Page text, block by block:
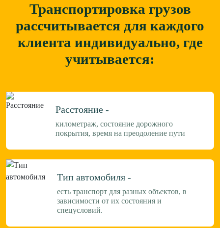
Транспортировка грузов
рассчитывается для каждого
клиента индивидуально, где
учитывается:
Расстояние -
километраж, состояние дорожного
покрытия, время на преодоление пути
Тип автомобиля -
есть транспорт для разных объектов, в
зависимости от их состояния и
спецусловий.